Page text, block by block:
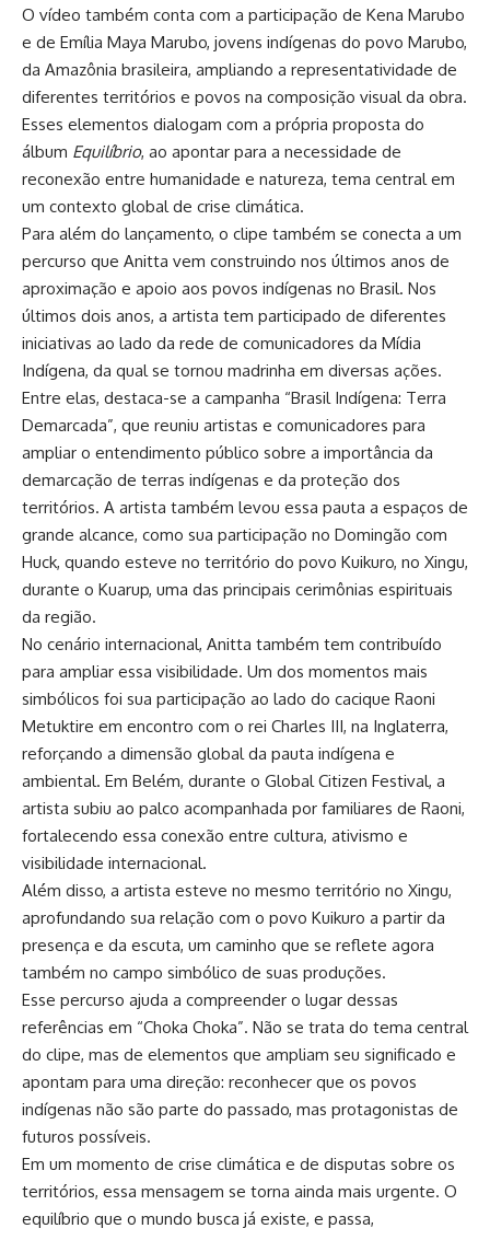
O vídeo também conta com a participação de Kena Marubo
e de Emília Maya Marubo, jovens indígenas do povo Marubo,
da Amazônia brasileira, ampliando a representatividade de
diferentes territórios e povos na composição visual da obra.
Esses elementos dialogam com a própria proposta do
álbum Equilíbrio, ao apontar para a necessidade de
reconexão entre humanidade e natureza, tema central em
um contexto global de crise climática.
Para além do lançamento, o clipe também se conecta a um
percurso que Anitta vem construindo nos últimos anos de
aproximação e apoio aos povos indígenas no Brasil. Nos
últimos dois anos, a artista tem participado de diferentes
iniciativas ao lado da rede de comunicadores da Mídia
Indígena, da qual se tornou madrinha em diversas ações.
Entre elas, destaca-se a campanha “Brasil Indígena: Terra
Demarcada”, que reuniu artistas e comunicadores para
ampliar o entendimento público sobre a importância da
demarcação de terras indígenas e da proteção dos
territórios. A artista também levou essa pauta a espaços de
grande alcance, como sua participação no Domingão com
Huck, quando esteve no território do povo Kuikuro, no Xingu,
durante o Kuarup, uma das principais cerimônias espirituais
da região.
No cenário internacional, Anitta também tem contribuído
para ampliar essa visibilidade. Um dos momentos mais
simbólicos foi sua participação ao lado do cacique Raoni
Metuktire em encontro com o rei Charles III, na Inglaterra,
reforçando a dimensão global da pauta indígena e
ambiental. Em Belém, durante o Global Citizen Festival, a
artista subiu ao palco acompanhada por familiares de Raoni,
fortalecendo essa conexão entre cultura, ativismo e
visibilidade internacional.
Além disso, a artista esteve no mesmo território no Xingu,
aprofundando sua relação com o povo Kuikuro a partir da
presença e da escuta, um caminho que se reflete agora
também no campo simbólico de suas produções.
Esse percurso ajuda a compreender o lugar dessas
referências em “Choka Choka”. Não se trata do tema central
do clipe, mas de elementos que ampliam seu significado e
apontam para uma direção: reconhecer que os povos
indígenas não são parte do passado, mas protagonistas de
futuros possíveis.
Em um momento de crise climática e de disputas sobre os
territórios, essa mensagem se torna ainda mais urgente. O
equilíbrio que o mundo busca já existe, e passa,